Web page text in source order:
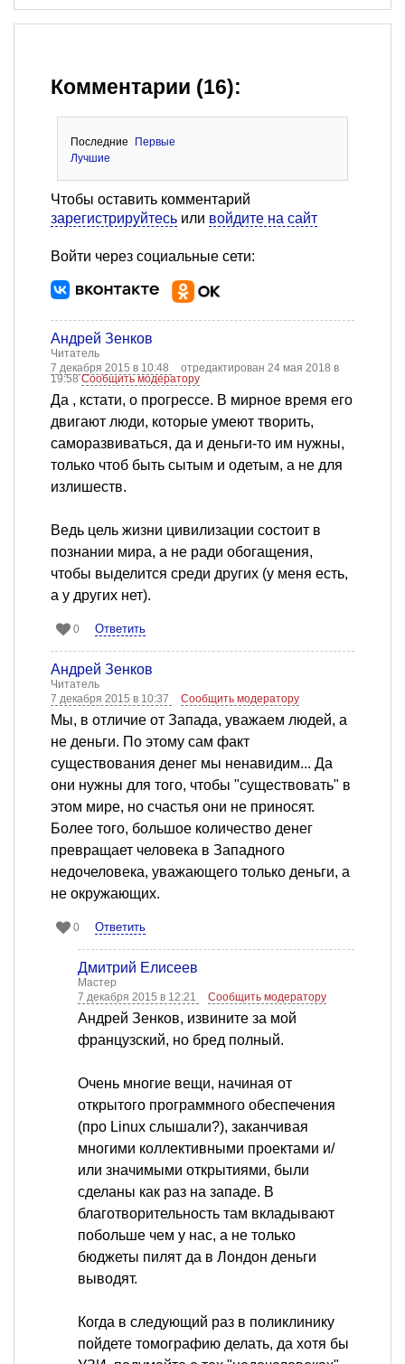
Комментарии (16):
Последние
Первые
Лучшие
Чтобы оставить комментарий
зарегистрируйтесь или войдите на сайт
Войти через социальные сети:
Андрей Зенков
Читатель
7 декабря 2015 в 10:48
отредактирован 24 мая 2018 в
19:58Сообщить модератору
Да , кстати, о прогрессе. В мирное время его
двигают люди, которые умеют творить,
саморазвиваться, да и деньги-то им нужны,
только чтоб быть сытым и одетым, а не для
излишеств.
Ведь цель жизни цивилизации состоит в
познании мира, а не ради обогащения,
чтобы выделится среди других (у меня есть,
а у других нет).
0 Ответить
Андрей Зенков
Читатель
7 декабря 2015 в 10:37
Сообщить модератору
Мы, в отличие от Запада, уважаем людей, а
не деньги. По этому сам факт
существования денег мы ненавидим... Да
они нужны для того, чтобы "существовать" в
этом мире, но счастья они не приносят.
Более того, большое количество денег
превращает человека в Западного
недочеловека, уважающего только деньги, а
не окружающих.
0 Ответить
Дмитрий Елисеев
Мастер
7 декабря 2015 в 12:21
Сообщить модератору
Андрей Зенков, извините за мой
французский, но бред полный.
Очень многие вещи, начиная от
открытого программного обеспечения
(про Linux слышали?), заканчивая
многими коллективными проектами и/
или значимыми открытиями, были
сделаны как раз на западе. В
благотворительность там вкладывают
побольше чем у нас, а не только
бюджеты пилят да в Лондон деньги
выводят.
Когда в следующий раз в поликлинику
пойдете томографию делать, да хотя бы